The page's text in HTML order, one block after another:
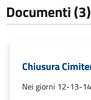
Documenti (3)
Chiusura
Nei giorni 12-13-